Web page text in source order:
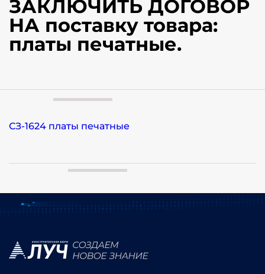
ЗАКЛЮЧИТЬ ДОГОВОР
НА поставку товара:
платы печатные.
СЗ-1624 платы печатные